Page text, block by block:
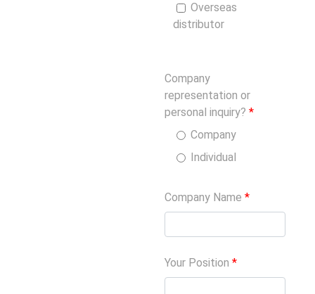
Overseas
distributor
Company
representation or
personal inquiry? *
Company
Individual
Company Name *
Your Position *